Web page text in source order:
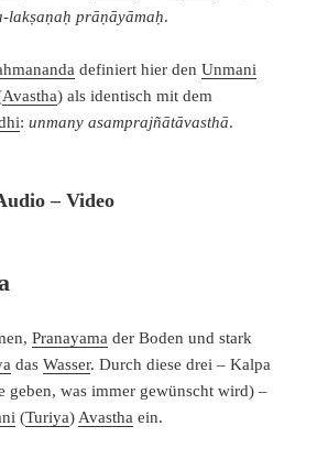
lakṣaṇaḥ prāṇāyāmaḥ.
definiert hier denUnmani
Avastha) als identisch mit dem
:unmany asamprajñātāvasthā.
– Video
Pranayama der Boden und stark
dasWasser. Durch diese drei – Kalpa
geben, was immer gewünscht wird) –
(Turiya) Avastha ein.